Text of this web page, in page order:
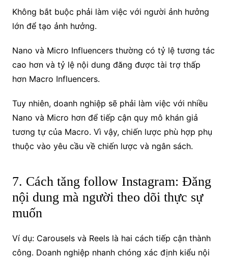
Không bắt buộc phải làm việc với người ảnh hưởng
lớn để tạo ảnh hưởng.
Nano và Micro Influencers thường có tỷ lệ tương tác
cao hơn và tỷ lệ nội dung đăng được tài trợ thấp
hơn Macro Influencers.
Tuy nhiên, doanh nghiệp sẽ phải làm việc với nhiều
Nano và Micro hơn để tiếp cận quy mô khán giả
tương tự của Macro. Vì vậy, chiến lược phù hợp phụ
thuộc vào yêu cầu về chiến lược và ngân sách.
7. Cách tăng follow Instagram: Đăng
nội dung mà người theo dõi thực sự
muốn
Ví dụ: Carousels và Reels là hai cách tiếp cận thành
công. Doanh nghiệp nhanh chóng xác định kiểu nội